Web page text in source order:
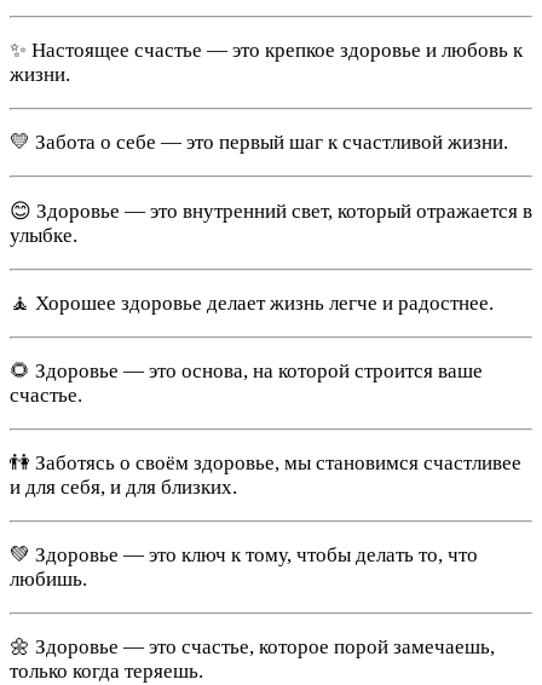
✨ Настоящее счастье — это крепкое здоровье и любовь к
жизни.
💛 Забота о себе — это первый шаг к счастливой жизни.
😊 Здоровье — это внутренний свет, который отражается в
улыбке.
🧘 Хорошее здоровье делает жизнь легче и радостнее.
🌻 Здоровье — это основа, на которой строится ваше
счастье.
👫 Заботясь о своём здоровье, мы становимся счастливее
и для себя, и для близких.
💚 Здоровье — это ключ к тому, чтобы делать то, что
любишь.
🌼 Здоровье — это счастье, которое порой замечаешь,
только когда теряешь.